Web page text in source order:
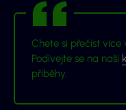
Chete si přečíst více
Podívejte se na naší
příběhy.